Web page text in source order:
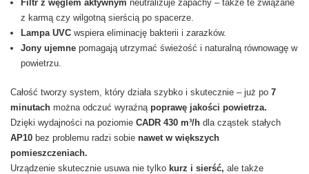
Filtr z węglem aktywnym neutralizuje zapachy – także te związane
z karmą czy wilgotną sierścią po spacerze.
Lampa UVC wspiera eliminację bakterii i zarazków.
Jony ujemne pomagają utrzymać świeżość i naturalną równowagę w
powietrzu.
Całość tworzy system, który działa szybko i skutecznie – już po 7
minutach można odczuć wyraźną poprawę jakości powietrza.
Dzięki wydajności na poziomie CADR 430 m³/h dla cząstek stałych
AP10 bez problemu radzi sobie nawet w większych
pomieszczeniach.
Urządzenie skutecznie usuwa nie tylko kurz i sierść, ale także